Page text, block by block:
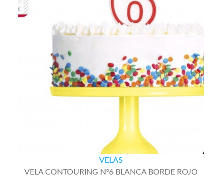
VELAS
VELA CONTOURING Nº6 BLANCA BORDE ROJO
8,5CM CERA